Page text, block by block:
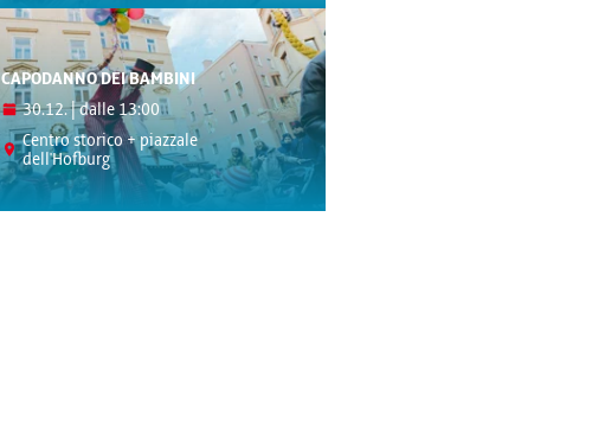
CAPODANNO DEI BAMBINI
30.12. | dalle 13:00
Centro storico + piazzale
dell'Hofburg